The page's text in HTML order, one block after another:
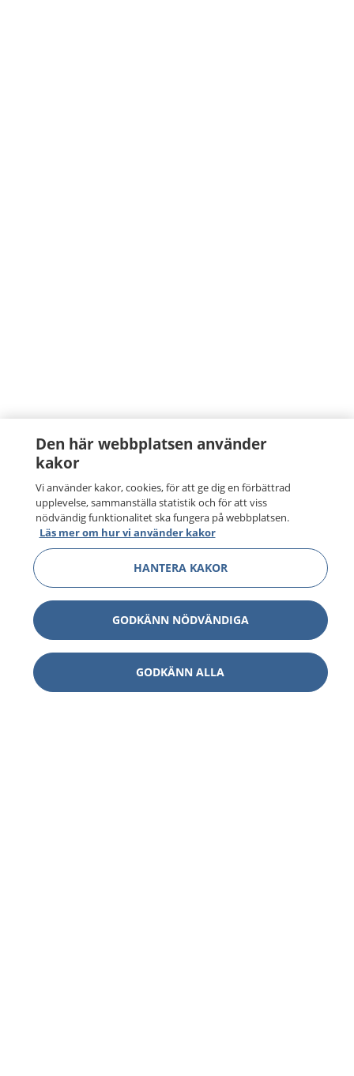
Den här webbplatsen använder
kakor
Vi använder kakor, cookies, för att ge dig en förbättrad
upplevelse, sammanställa statistik och för att viss
nödvändig funktionalitet ska fungera på webbplatsen.
Läs mer om hur vi använder kakor
HANTERA KAKOR
GODKÄNN NÖDVÄNDIGA
GODKÄNN ALLA